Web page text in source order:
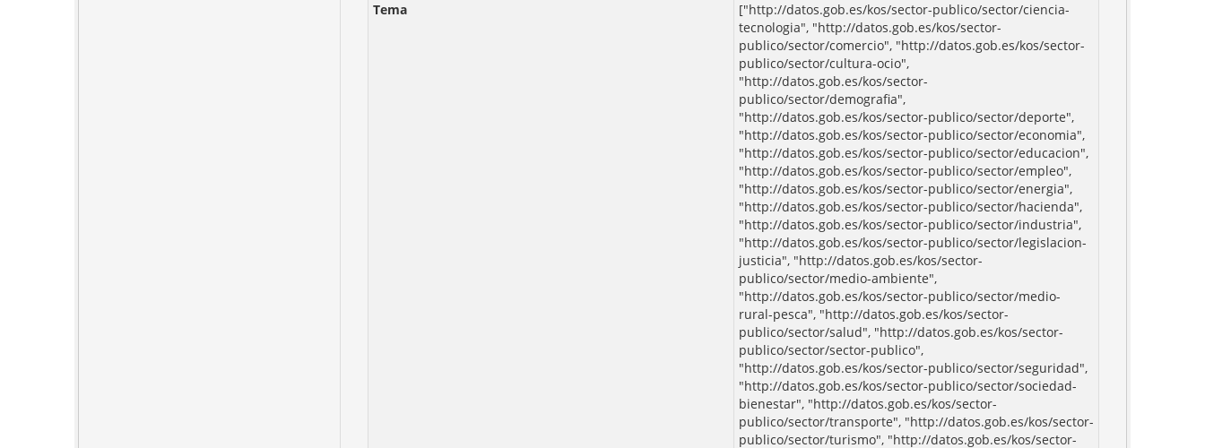
Tema
["http://datos.gob.es/kos/sector-publico/sector/ciencia-
tecnologia", "http://datos.gob.es/kos/sector-
publico/sector/comercio", "http://datos.gob.es/kos/sector-
publico/sector/cultura-ocio",
"http://datos.gob.es/kos/sector-
publico/sector/demografia",
"http://datos.gob.es/kos/sector-publico/sector/deporte",
"http://datos.gob.es/kos/sector-publico/sector/economia",
"http://datos.gob.es/kos/sector-publico/sector/educacion",
"http://datos.gob.es/kos/sector-publico/sector/empleo",
"http://datos.gob.es/kos/sector-publico/sector/energia",
"http://datos.gob.es/kos/sector-publico/sector/hacienda",
"http://datos.gob.es/kos/sector-publico/sector/industria",
"http://datos.gob.es/kos/sector-publico/sector/legislacion-
justicia", "http://datos.gob.es/kos/sector-
publico/sector/medio-ambiente",
"http://datos.gob.es/kos/sector-publico/sector/medio-
rural-pesca", "http://datos.gob.es/kos/sector-
publico/sector/salud", "http://datos.gob.es/kos/sector-
publico/sector/sector-publico",
"http://datos.gob.es/kos/sector-publico/sector/seguridad",
"http://datos.gob.es/kos/sector-publico/sector/sociedad-
bienestar", "http://datos.gob.es/kos/sector-
publico/sector/transporte", "http://datos.gob.es/kos/sector-
publico/sector/turismo", "http://datos.gob.es/kos/sector-